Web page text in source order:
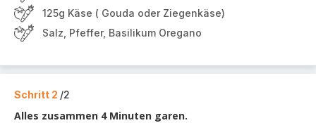
125g Käse ( Gouda oder Ziegenkäse)
Salz, Pfeffer, Basilikum Oregano
Schritt 2 /2
Alles zusammen 4 Minuten garen.